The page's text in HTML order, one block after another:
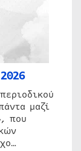
μαζί
που